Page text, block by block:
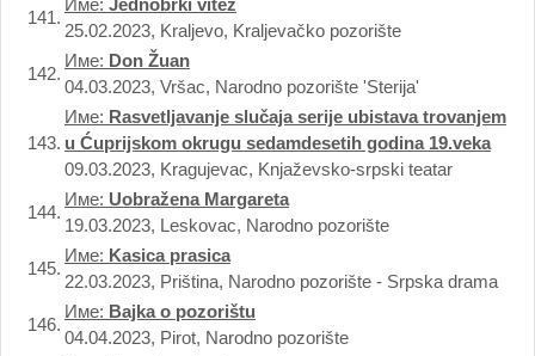
141.
Име: Jednobrki vitez
25.02.2023, Kraljevo, Kraljevačko pozorište
142.
Име: Don Žuan
04.03.2023, Vršac, Narodno pozorište 'Sterija'
143.
Име: Rasvetljavanje slučaja serije ubistava trovanjem
u Ćuprijskom okrugu sedamdesetih godina 19.veka
09.03.2023, Kragujevac, Knjaževsko-srpski teatar
144.
Име: Uobražena Margareta
19.03.2023, Leskovac, Narodno pozorište
145.
Име: Kasica prasica
22.03.2023, Priština, Narodno pozorište - Srpska drama
146.
Име: Bajka o pozorištu
04.04.2023, Pirot, Narodno pozorište